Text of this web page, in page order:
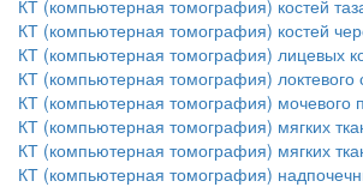
КТ (компьютерная томография) костей
КТ (компьютерная томография) костей
КТ (компьютерная томография) лицевых
КТ (компьютерная томография) локтевого
КТ (компьютерная томография) мочевого
КТ (компьютерная томография) мягких
КТ (компьютерная томография) мягких
КТ (компьютерная томография)